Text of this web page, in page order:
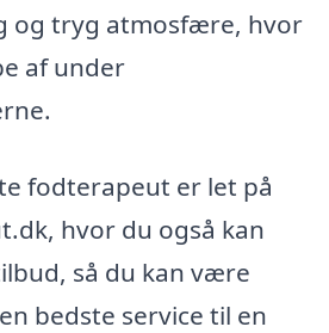
og tryg atmosfære, hvor
af under
fodterapeut er let på
hvor du også kan
så du kan være
bedste service til en